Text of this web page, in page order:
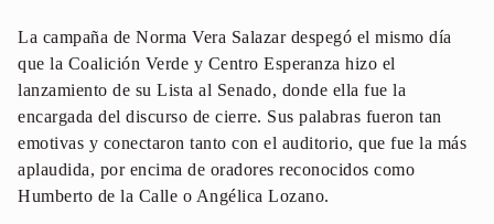
La campaña de Norma Vera Salazar despegó el mismo día
que la Coalición Verde y Centro Esperanza hizo el
lanzamiento de su Lista al Senado, donde ella fue la
encargada del discurso de cierre. Sus palabras fueron tan
emotivas y conectaron tanto con el auditorio, que fue la más
aplaudida, por encima de oradores reconocidos como
Humberto de la Calle o Angélica Lozano.